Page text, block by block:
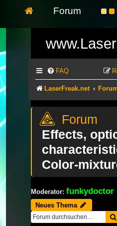
Forum
FAQ
LaserFreak.net
Effects,
Color-
Moderator: funkydoctor
Neues Thema